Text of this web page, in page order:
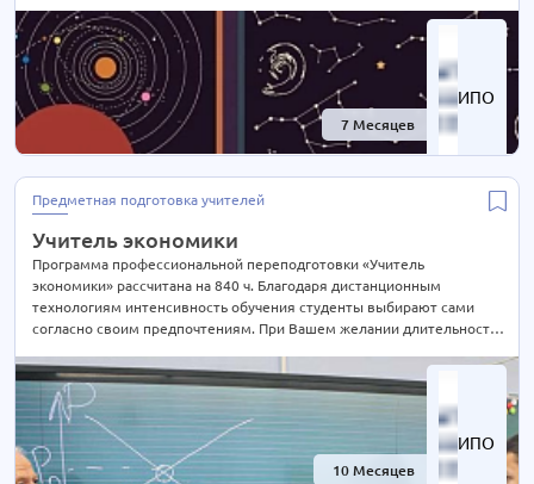
ИПО
7 Месяцев -67%
уточняйте по телефону на сайте или отправьте нам заявку для
консультации.
ИПО
10 Месяцев -67%
Предметная подготовка учителей
Учитель экономики
Программа профессиональной переподготовки «Учитель
экономики» рассчитана на 840 ч. Благодаря дистанционным
технологиям интенсивность обучения студенты выбирают сами
согласно своим предпочтениям. При Вашем желании длительность
уточняйте по телефону на сайте или отправьте нам заявку для
консультации.